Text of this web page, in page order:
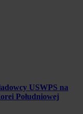
USWPS na
Południowej